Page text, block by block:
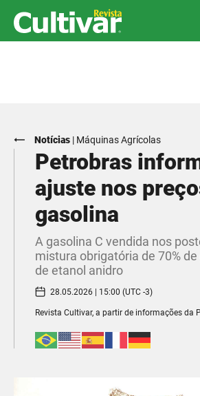
Notícias | Máquinas Agrícolas
Petrobras
ajuste nos
gasolina
A gasolina C vendida nos
mistura obrigatória de 70%
de etanol anidro
28.05.2026 | 15:00 (UTC -3)
Revista Cultivar, a partir de informações da